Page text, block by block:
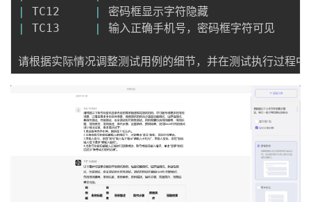
|
TC12 |
密码框显示字符隐
|
TC13 | 输入正确手机号，密码框字符可见